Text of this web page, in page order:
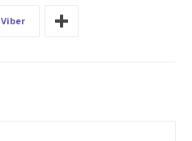
Viber